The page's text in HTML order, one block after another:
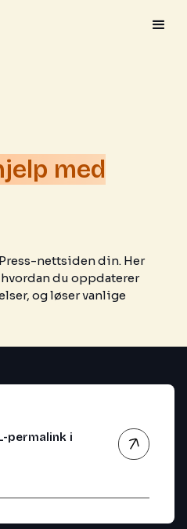
med
nettsiden din. Her
du oppdaterer
og løser vanlige
permalink i